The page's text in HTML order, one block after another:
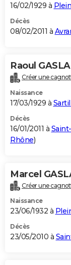
16/02/1929 à
Décès
08/02/2011 à
Raoul
Créer une
Naissance
17/03/1929 à
Décès
16/01/2011 à
Rhône)
Marcel
Créer une
Naissance
23/06/1932 à
Décès
23/05/2010 à